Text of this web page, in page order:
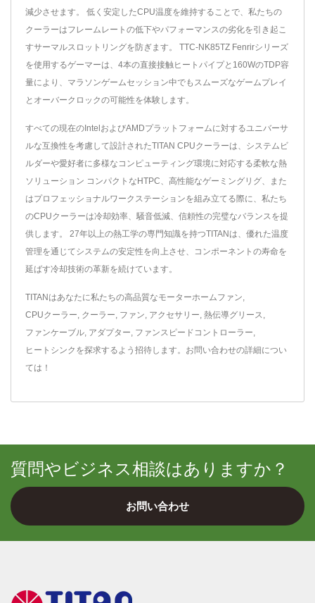
減少させます。 低く安定したCPU温度を維持することで、私たちの
クーラーはフレームレートの低下やパフォーマンスの劣化を引き起こ
すサーマルスロットリングを防ぎます。 TTC-NK85TZ Fenrirシリーズ
を使用するゲーマーは、4本の直接接触ヒートパイプと160WのTDP容
量により、マラソンゲームセッション中でもスムーズなゲームプレイ
とオーバークロックの可能性を体験します。
すべての現在のIntelおよびAMDプラットフォームに対するユニバーサ
ルな互換性を考慮して設計されたTITAN CPUクーラーは、システムビ
ルダーや愛好者に多様なコンピューティング環境に対応する柔軟な熱
ソリューション コンパクトなHTPC、高性能なゲーミングリグ、また
はプロフェッショナルワークステーションを組み立てる際に、私たち
のCPUクーラーは冷却効率、騒音低減、信頼性の完璧なバランスを提
供します。 27年以上の熱工学の専門知識を持つTITANは、優れた温度
管理を通じてシステムの安定性を向上させ、コンポーネントの寿命を
延ばす冷却技術の革新を続けています。
TITANはあなたに私たちの高品質なモーターホームファン
CPUクーラー クーラー ファン アクセサリー 熱伝導グリース
ファンケーブル アダプター ファンスピードコントローラー
ヒートシンク を探求するよう招待します。 お問い合わせの詳細につい
ては！
質問やビジネス相談はありますか？
お問い合わせ